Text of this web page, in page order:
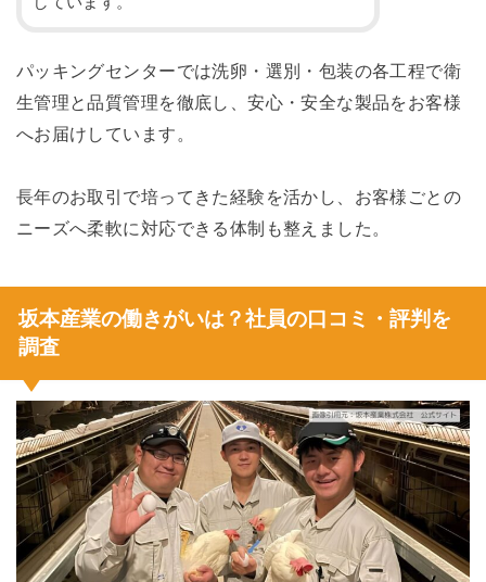
パッキングセンターでは洗卵・選別・包装の各工程で衛
生管理と品質管理を徹底し、安心・安全な製品をお客様
へお届けしています。
長年のお取引で培ってきた経験を活かし、お客様ごとの
ニーズへ柔軟に対応できる体制も整えました。
坂本産業の働きがいは？社員の口コミ・評判を
調査